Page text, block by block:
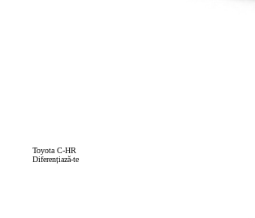
Toyota C-HR
Diferențiază-te